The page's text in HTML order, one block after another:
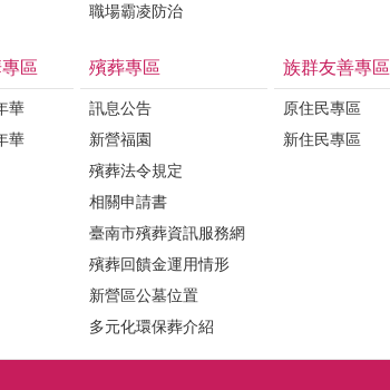
職場霸凌防治
區
華
華
殯葬專區
訊息公告
新營福園
殯葬法令規定
相關申請書
臺南市殯葬資訊服務網
殯葬回饋金運用情形
新營區公墓位置
多元化環保葬介紹
族群友善專區
原住民專區
新住民專區